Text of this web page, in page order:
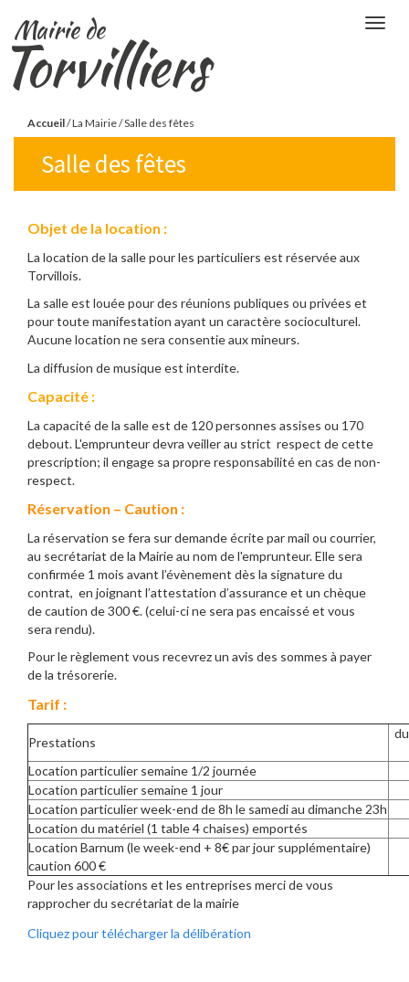
contenu
principal
Mairie de
Torvilliers
Vous
êtes
ici
Accueil/La Mairie/Salle des fêtes
Salle des fêtes
Objet de la location :
La location de la salle pour les particuliers est réservée aux
Torvillois.
La salle est louée pour des réunions publiques ou privées et
pour toute manifestation ayant un caractère socioculturel.
Aucune location ne sera consentie aux mineurs.
La diffusion de musique est interdite.
Capacité :
La capacité de la salle est de 120 personnes assises ou 170
debout. L'emprunteur devra veiller au strict respect de cette
prescription; il engage sa propre responsabilité en cas de non-
respect.
Réservation – Caution :
La réservation se fera sur demande écrite par mail ou courrier,
au secrétariat de la Mairie au nom de l'emprunteur. Elle sera
confirmée 1 mois avant l’évènement dès la signature du
contrat, en joignant l’attestation d’assurance et un chèque
de caution de 300 €. (celui-ci ne sera pas encaissé et vous
sera rendu).
Pour le règlement vous recevrez un avis des sommes à payer
de la trésorerie.
Tarif :
Prestations
Location particulier semaine 1/2 journée
Location particulier semaine 1 jour
Location particulier week-end de 8h le samedi au dimanche 23h
Location du matériel (1 table 4 chaises) emportés
Location Barnum (le week-end + 8€ par jour supplémentaire)
caution 600 €
Pour les associations et les entreprises merci de vous
rapprocher du secrétariat de la mairie
Cliquez pour télécharger la délibération